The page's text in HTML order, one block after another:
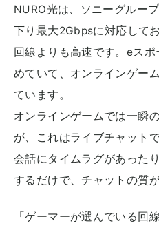
NURO光は、ソニーグルー
下り最大2Gbpsに対応して
回線よりも高速です。eス
めていて、オンラインゲー
ています。
オンラインゲームでは一瞬
が、これはライブチャット
会話にタイムラグがあった
するだけで、チャットの質が
「ゲーマーが選んでいる回